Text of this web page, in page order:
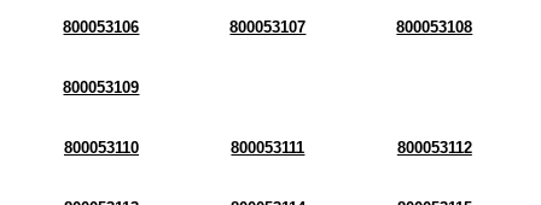
800053106 800053107 800053108
800053109
800053110 800053111 800053112